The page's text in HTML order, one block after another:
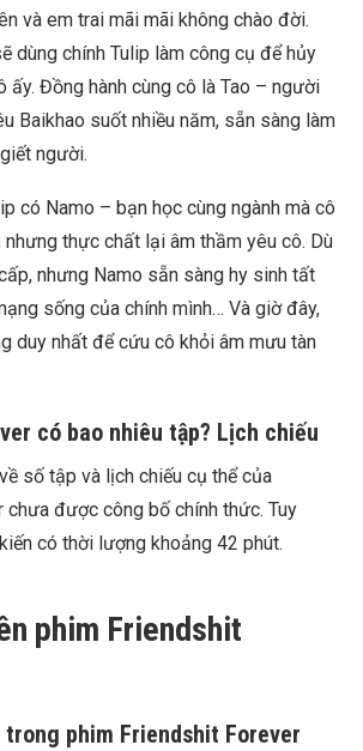
và em trai mãi mãi không chào đời.
dùng chính Tulip làm công cụ để hủy
ấy. Đồng hành cùng cô là Tao – người
Baikhao suốt nhiều năm, sẵn sàng làm
người.
có Namo – bạn học cùng ngành mà cô
nhưng thực chất lại âm thầm yêu cô. Dù
nhưng Namo sẵn sàng hy sinh tất
sống của chính mình… Và giờ đây,
duy nhất để cứu cô khỏi âm mưu tàn
có bao nhiêu tập? Lịch chiếu
số tập và lịch chiếu cụ thể của
chưa được công bố chính thức. Tuy
có thời lượng khoảng 42 phút.
phim Friendshit
trong phim Friendshit Forever